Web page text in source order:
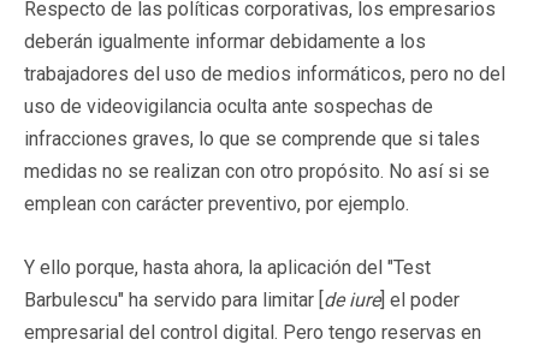
Respecto de las políticas corporativas, los empresarios
deberán igualmente informar debidamente a los
trabajadores del uso de medios informáticos, pero no del
uso de videovigilancia oculta ante sospechas de
infracciones graves, lo que se comprende que si tales
medidas no se realizan con otro propósito. No así si se
emplean con carácter preventivo, por ejemplo.
Y ello porque, hasta ahora, la aplicación del "Test
Barbulescu" ha servido para limitar [de iure] el poder
empresarial del control digital. Pero tengo reservas en